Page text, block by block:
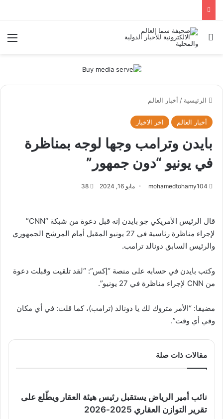
بحث عن
الرئيسية / أخبار العالم
أخبار العالم اخر الاخبار
بايدن وترامب وجها لوجه بمناظرة
في يونيو “دون جمهور”
mohamedtohamy104 مايو 16, 2024 38
قال الرئيس الأمريكي جو بايدن إنه قبل دعوة من شبكة “CNN”
لإجراء مناظرة رئاسية في 27 يونيو المقبل أمام المرشح الجمهوري
والرئيس السابق دونالد ترامب.
وكتب بايدن في حسابه على منصة “إكس”: “لقد تلقيت وقبلت دعوة
من CNN لإجراء مناظرة في 27 يونيو”.
مضيفا: “الأمر متروك لك يا دونالد (ترامب)، كما قلت: في أي مكان
وفي أي وقت”.
مقالات ذات صلة
نائب أمير الرياض يستقبل رئيس هيئة العقار ويطّلع على
تقرير التوازن العقاري 2025-2026